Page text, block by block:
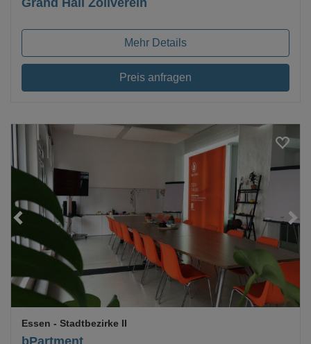
Mehr Details
Preis anfragen
bPartment
Essen - Stadtbezirke II